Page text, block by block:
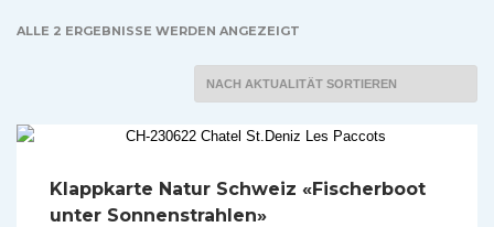
ALLE 2 ERGEBNISSE WERDEN ANGEZEIGT
SORTIERT
Klappkarte Natur Schweiz «Fischerboot
unter Sonnenstrahlen»